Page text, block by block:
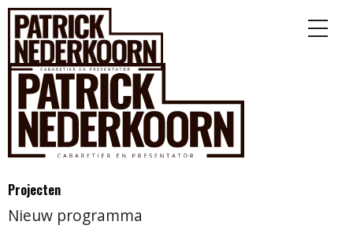
Projecten
Nieuw programma